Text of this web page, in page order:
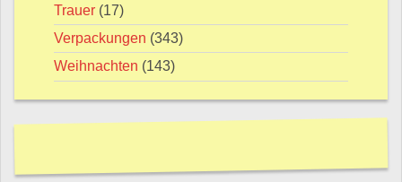
Trauer (17)
Verpackungen (343)
Weihnachten (143)